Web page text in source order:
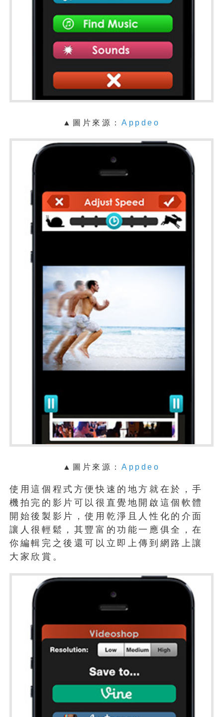
▲ 圖片來源： Appdeo
▲ 圖片來源： Appdeo
使用這個程式方便快速的地方就在於，手
機拍完的影片可以很直覺地開啟這個軟體
開始後製影片，使用乾淨且人性化的介面
讓人很輕鬆，其豐富的功能一應俱全，在
你編輯完之後還可以立即上傳到網路上讓
大家欣賞。